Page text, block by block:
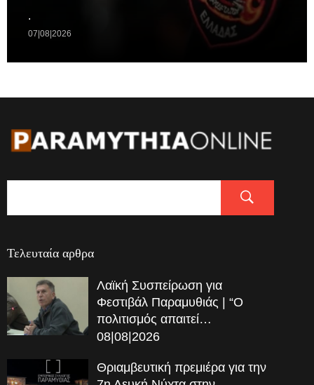
.
07|08|2026
Τελευταία αρθρα
Λαϊκή Συσπείρωση για
Φεστιβάλ Παραμυθιάς | “Ο
πολιτισμός απαιτεί…
08|08|2026
Θριαμβευτική πρεμιέρα για την